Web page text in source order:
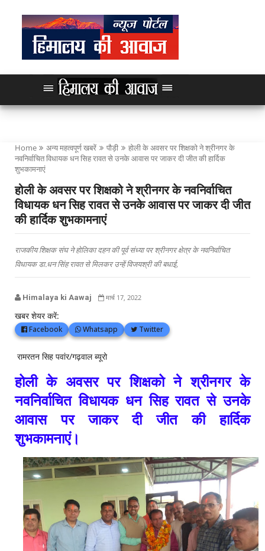
Home अन्य महत्वपूर्ण खबरें पौड़ी
होली के अवसर पर शिक्षको ने श्रीनगर के
नवनिर्वाचित विधायक धन सिह रावत से उनके आवास पर जाकर दी जीत की हार्दिक
शुभकामनाएं
होली के अवसर पर शिक्षको ने श्रीनगर के नवनिर्वाचित
विधायक धन सिह रावत से उनके आवास पर जाकर दी जीत
की हार्दिक शुभकामनाएं
राजकीय शिक्षक संघ ने होलिका दहन की पूर्व संध्या पर श्रीनगर क्षेत्र के नवनिर्वाचित
विधायक डा.धन सिंह रावत से मिलकर उन्हें विजयश्री की बधाई,
Himalaya ki Aawaj मार्च 17, 2022
खबर शेयर करें:
Facebook Whatsapp Twitter
रामरतन सिह पवांर/गढ़वाल ब्यूरो
होली के अवसर पर शिक्षको ने श्रीनगर के
नवनिर्वाचित विधायक धन सिह रावत से उनके
आवास पर जाकर दी जीत की हार्दिक
शुभकामनाएं।